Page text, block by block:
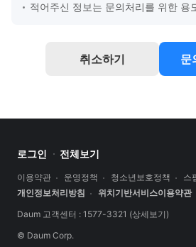
적어주신 정보는 문의처리를 위한 용
취소하기 문
로그인 전체보기
이용약관 운영정책 청소년보호정책
스
개인정보처리방침
위치기반서비스이용약관
Daum 고객센터 : 1577-3321 (상세보기)
© Daum Corp.